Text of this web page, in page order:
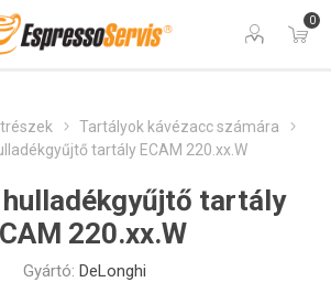
0
Tartályok kávézacc számára
tartály ECAM 220.xx.W
hulladékgyűjtő tartály
220.xx.W
Gyártó: DeLonghi